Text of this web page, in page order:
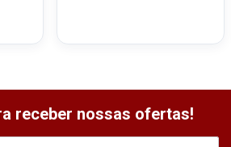
receber nossas ofertas!